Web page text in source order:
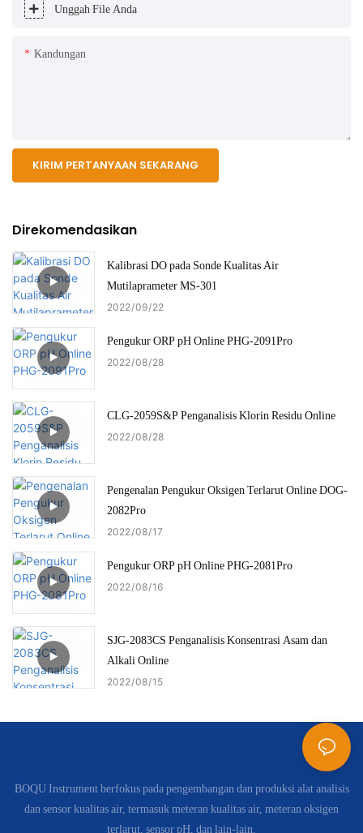
Unggah File Anda
Kandungan
KIRIM PERTANYAAN SEKARANG
Direkomendasikan
Kalibrasi DO pada Sonde Kualitas Air
Mutilaprameter MS-301
2022 09 22
Pengukur ORP pH Online PHG-2091Pro
2022 08 28
CLG-2059S&P Penganalisis Klorin Residu Online
2022 08 28
Pengenalan Pengukur Oksigen Terlarut Online DOG-
2082Pro
2022 08 17
Pengukur ORP pH Online PHG-2081Pro
2022 08 16
SJG-2083CS Penganalisis Konsentrasi Asam dan
Alkali Online
2022 08 15
BOQU Instrument berfokus pada pengembangan dan produksi alat analisis
dan sensor kualitas air, termasuk meteran kualitas air, meteran oksigen
terlarut, sensor pH, dan lain-lain.